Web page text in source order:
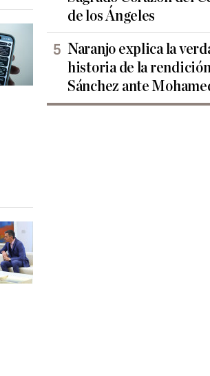
de los Ángeles
Naranjo explica la
historia de la
Sánchez ante